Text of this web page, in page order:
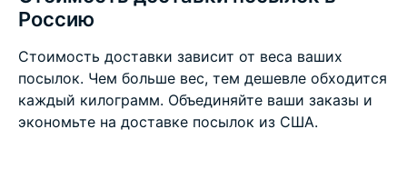
Россию
Стоимость доставки зависит от веса ваших
посылок. Чем больше вес, тем дешевле обходится
каждый килограмм. Объединяйте ваши заказы и
экономьте на доставке посылок из США.